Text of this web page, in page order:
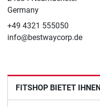
Germany
+49 4321 555050
info@bestwaycorp.de
FITSHOP BIETET IHNEN